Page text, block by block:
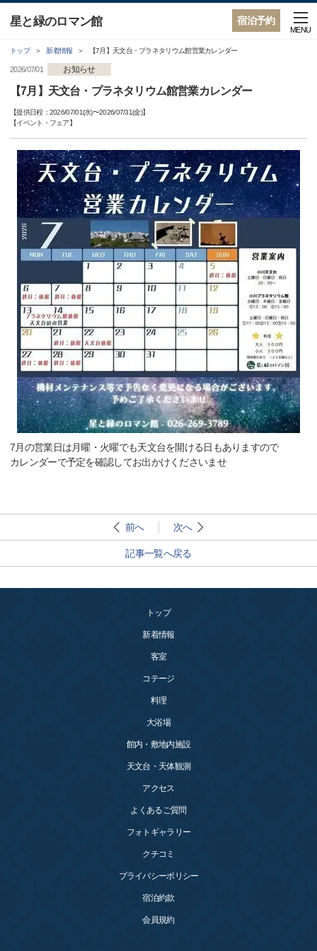
宿泊予約
星と緑のロマン館
MENU
トップ 新着情報 【7月】天文台・プラネタリウム館営業カレンダー
2026/07/01 お知らせ
【7月】天文台・プラネタリウム館営業カレンダー
【提供日程： 2026/07/01(水)〜2026/07/31(金)】
【イベント・フェア】
7月の営業日は月曜・火曜でも天文台を開ける日もありますので
カレンダーで予定を確認してお出かけくださいませ
前へ 次へ
記事一覧へ戻る
トップ
新着情報
客室
コテージ
料理
大浴場
館内・敷地内施設
天文台・天体観測
アクセス
よくあるご質問
フォトギャラリー
クチコミ
プライバシーポリシー
宿泊約款
会員規約